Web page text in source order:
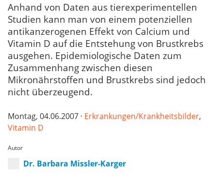
Anhand von Daten aus tierexperimentellen
Studien kann man von einem potenziellen
antikanzerogenen Effekt von Calcium und
Vitamin D auf die Entstehung von Brustkrebs
ausgehen. Epidemiologische Daten zum
Zusammenhang zwischen diesen
Mikronährstoffen und Brustkrebs sind jedoch
nicht überzeugend.
Montag, 04.06.2007 · Erkrankungen/Krankheitsbilder,
Vitamin D
Autor
Dr. Barbara Missler-Karger